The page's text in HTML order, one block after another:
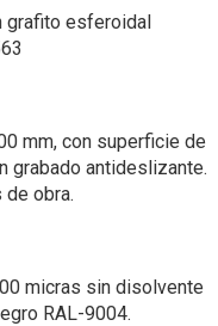
grafito esferoidal
mm, con superficie de
grabado antideslizante.
de obra.
micras sin disolvente
RAL-9004.